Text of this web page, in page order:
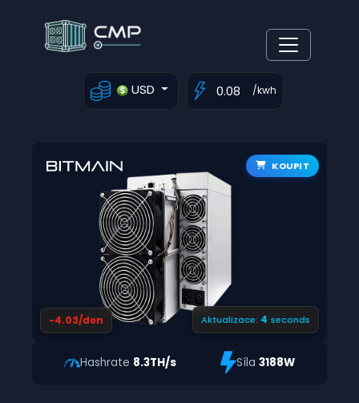
USD /kwh
KOUPIT
-4.03/den Aktualizace: 3 seconds
Hashrate 8.3TH/s Síla 3188W